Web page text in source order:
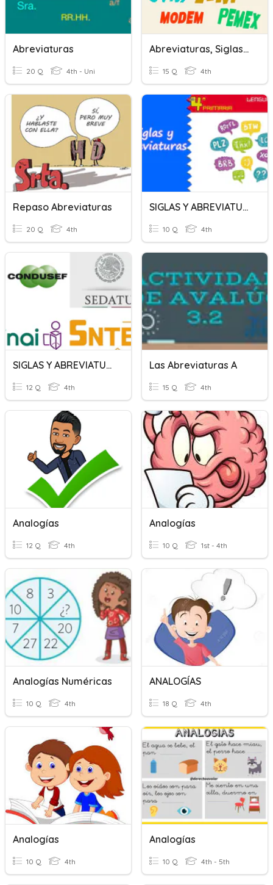
Abreviaturas
20 Q 4th - Uni
Abreviaturas, Siglas Y Acrónimos
15 Q 4th
Repaso Abreviaturas
20 Q 4th
SIGLAS Y ABREVIATURAS
10 Q 4th
SIGLAS Y ABREVIATURAS
12 Q 4th
Las Abreviaturas A
15 Q 4th
Analogías
12 Q 4th
Analogías
10 Q 1st - 4th
Analogías Numéricas
10 Q 4th
ANALOGÍAS
18 Q 4th
Analogías
10 Q 4th
Analogías
10 Q 4th - 5th